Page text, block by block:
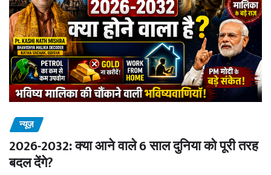
न्यूज़
2026-2032: क्या आने वाले 6 साल दुनिया को पूरी तरह
बदल देंगे?